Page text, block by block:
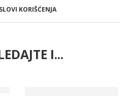
KORIŠĆENJA
I...